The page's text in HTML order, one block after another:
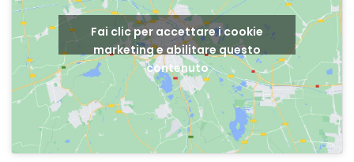
Fai clic per accettare i cookie
marketing e abilitare questo
contenuto